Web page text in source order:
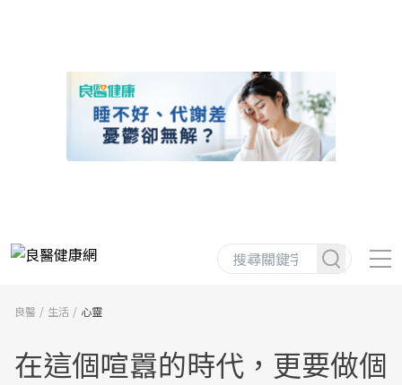
良醫 生活 心靈
在這個喧囂的時代，更要做個